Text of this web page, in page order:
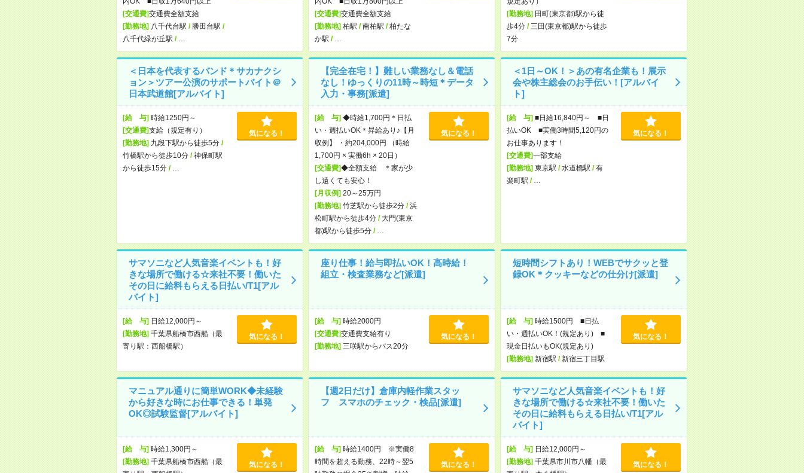
[交通費]交通費全額支給
[勤務地]八千代台駅 / 勝田台駅 /
八千代緑が丘駅 /
[交通費]交通費全額支給
[勤務地]柏駅 /南柏駅 /柏たな
か駅 /
[勤務地]田町(東京都)駅から徒
歩4分/ 三田(東京都)駅から徒歩
7分
＜日本を代表するバンド＊サカナクシ
ョン＞ツアー公演のサポートバイト＠
日本武道館[アルバイト]
[給 与]時給1250円～
[交通費]支給（規定有り）
[勤務地]九段下駅から徒歩5分/
竹橋駅から徒歩10分/神保町駅
から徒歩15分/
気になる！
【完全在宅！】難しい業務なし＆電話
なし！ゆっくりの11時～時短＊データ
入力・事務[派遣]
[給 与]◆時給1,700円＊日払
い・週払いOK＊昇給あり♪【月
収例】 ・約204,000円 （時給
1,700円 × 実働6h × 20日）
[交通費]◆全額支給 ＊家が少
し遠くても安心！
[月収例]20～25万円
[勤務地]竹芝駅から徒歩2分/浜
松町駅から徒歩4分/ 大門(東京
都)駅から徒歩5分/
気になる！
＜1日～OK！＞あの有名企業も！展示
会や株主総会のお手伝い！[アルバイ
ト]
[給 与]■日給16,840円～ ■日
払いOK ■実働3時間5,120円の
お仕事あります！
[交通費]一部支給
[勤務地]東京駅 /水道橋駅 /有
楽町駅 /
気になる！
サマソニなど人気音楽イベントも！好
きな場所で働ける☆来社不要！働いた
その日に給料もらえる日払い/T1[アル
バイト]
[給 与]日給12,000円～
[勤務地]千葉県船橋市西船（最
寄り駅：西船橋駅）
気になる！
座り仕事！給与即払いOK！高時給！
組立・検査業務など[派遣]
[給 与]時給2000円
[交通費]交通費支給有り
[勤務地]三咲駅からバス20分
気になる！
短時間シフトあり！WEBでサクッと登
録OK＊クッキーなどの仕分け[派遣]
[給 与]時給1500円 ■日払
い・週払いOK！(規定あり) ■
現金日払いもOK(規定あり)
[勤務地]新宿駅 /新宿三丁目駅
気になる！
マニュアル通りに簡単WORK◆未経験
から好きな時にお仕事できる！単発
OK◎試験監督[アルバイト]
[給 与]時給1,300円～
[勤務地]千葉県船橋市西船（最
気になる！
【週2日だけ】倉庫内軽作業スタッ
フ スマホのチェック・検品[派遣]
[給 与]時給1400円 ※実働8
時間を超える勤務、22時～翌5
気になる！
サマソニなど人気音楽イベントも！好
きな場所で働ける☆来社不要！働いた
その日に給料もらえる日払い/T1[アル
バイト]
[給 与]日給12,000円～
[勤務地]千葉県市川市八幡（最
気になる！